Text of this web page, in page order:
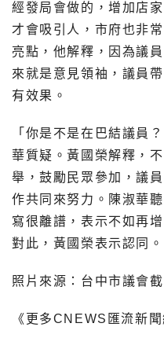
經發局會做的，增加店
才會吸引人，市府也非
亮點，他解釋，因為議
來就是意見領袖，議員
有效果。
「你是不是在巴結議員
華質疑。黃國榮解釋，
舉，鼓勵民眾參加，議
作共同來努力。陳淑華
寫很離譜，表示不如再
對此，黃國榮表示認同。
照片來源：台中市議會截
《更多CNEWS匯流新聞